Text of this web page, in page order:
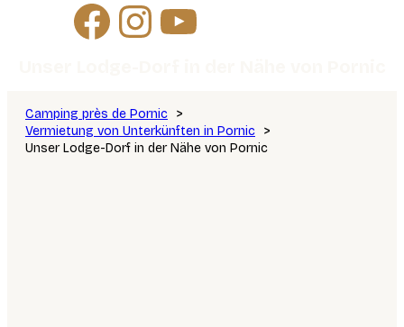
Camping près de Pornic
Vermietung von Unterkünften in Pornic
Unser Lodge-Dorf in der Nähe von Pornic